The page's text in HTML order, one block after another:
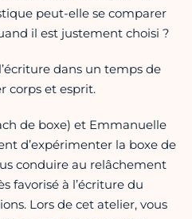
peut-elle se comparer
il est justement choisi ?
dans un temps de
corps et esprit.
de boxe) et Emmanuelle
d’expérimenter la boxe de
conduire au relâchement
favorisé à l’écriture du
Lors de cet atelier, vous